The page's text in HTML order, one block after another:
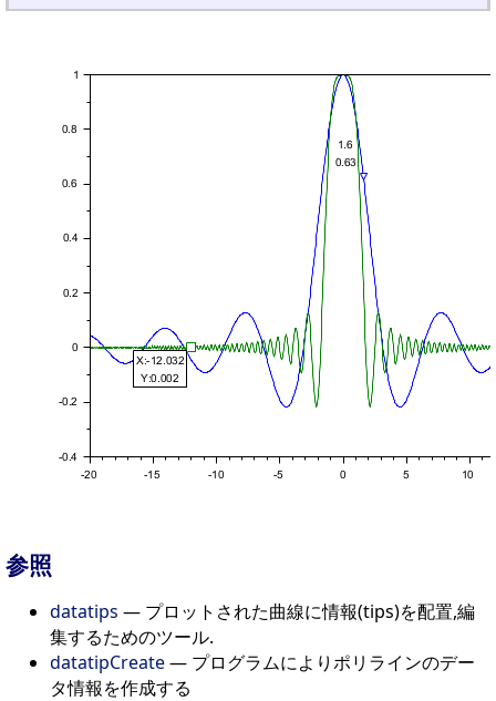
参照
datatips — プロットされた曲線に情報(tips)を配置,編
集するためのツール.
datatipCreate— プログラムによりポリラインのデー
タ情報を作成する